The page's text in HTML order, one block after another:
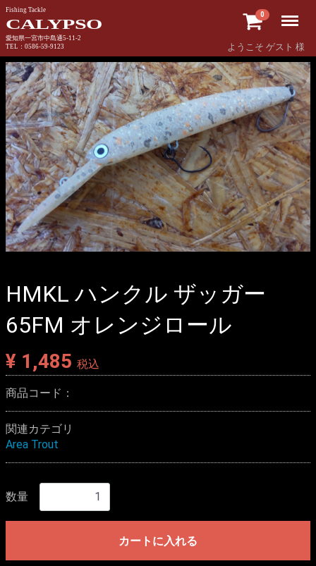
Fishing Tackle
CALYPSO
愛知県一宮市中島通5-11-2
TEL：0586-59-9123
0
ようこそ ゲスト 様
Menu
HMKL ハンクル ザッガー
65FM オレンジロール
¥ 1,485 税込
商品コード：
関連カテゴリ
Area Trout
数量
カートに入れる